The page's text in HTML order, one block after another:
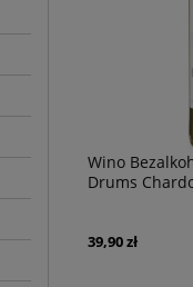
Wino
Drums
39,90 zł